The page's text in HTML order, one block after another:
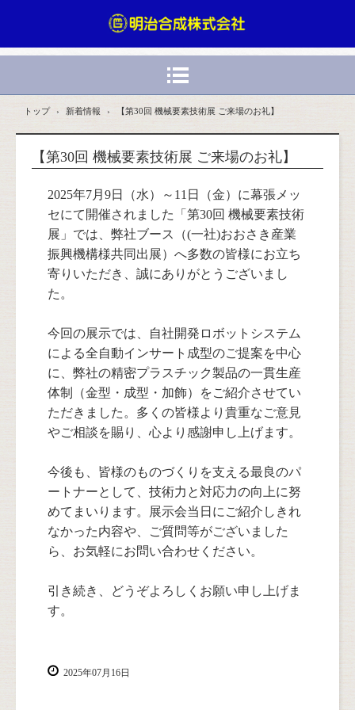
トップ › 新着情報 › 【第30回 機械要素技術展 ご来場のお礼】
【第30回 機械要素技術展 ご来場のお礼】
2025年7月9日（水）～11日（金）に幕張メッ
セにて開催されました「第30回 機械要素技術
展」では、弊社ブース（(一社)おおさき産業
振興機構様共同出展）へ多数の皆様にお立ち
寄りいただき、誠にありがとうございまし
た。
今回の展示では、自社開発ロボットシステム
による全自動インサート成型のご提案を中心
に、弊社の精密プラスチック製品の一貫生産
体制（金型・成型・加飾）をご紹介させてい
ただきました。多くの皆様より貴重なご意見
やご相談を賜り、心より感謝申し上げます。
今後も、皆様のものづくりを支える最良のパ
ートナーとして、技術力と対応力の向上に努
めてまいります。展示会当日にご紹介しきれ
なかった内容や、ご質問等がございました
ら、お気軽にお問い合わせください。
引き続き、どうぞよろしくお願い申し上げま
す。
2025年07月16日